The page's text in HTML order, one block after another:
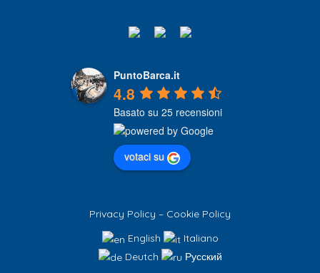
PuntoBarca.it
4.8
Basato su 25 recensioni
votaci su
Privacy Policy – Cookie Policy
English
Italiano
Deutch
Русский